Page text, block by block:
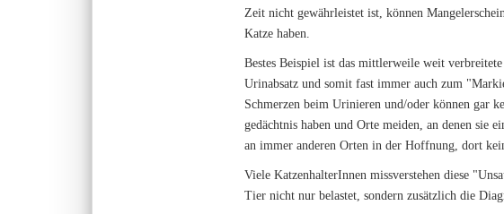
Zeit nicht gewährleistet ist, können
Katze haben.
Bestes Beispiel ist das mittlerweile weit
Urinabsatz und somit fast immer auch zum
Schmerzen beim Urinieren und/oder können gar
gedächtnis haben und Orte meiden, an denen sie
an immer anderen Orten in der Hoffnung, dort
Viele KatzenhalterInnen missverstehen diese
Tier nicht nur belastet, sondern zusätzlich die